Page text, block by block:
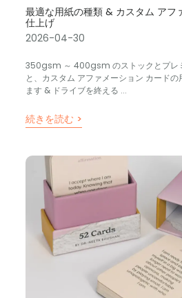
最適な用紙の種類 & カスタム アフ
仕上げ
2026-04-30
350gsm ～ 400gsm のストックとプレ
と、カスタム アファメーション カード
ます & ドライブを終える ...
続きを読む >